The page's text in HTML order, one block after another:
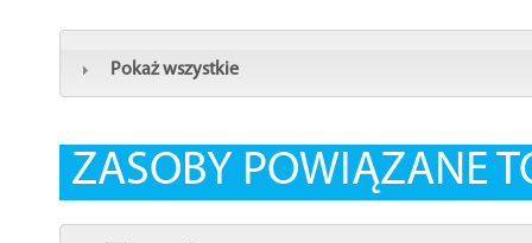
Pokaż wszystkie
ZASOBY POWIĄZANE